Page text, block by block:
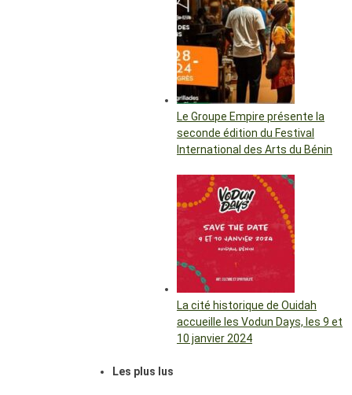
Le Groupe Empire présente la
seconde édition du Festival
International des Arts du Bénin
La cité historique de Ouidah
accueille les Vodun Days, les 9 et
10 janvier 2024
Les plus lus